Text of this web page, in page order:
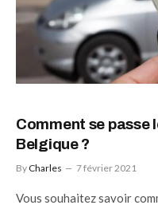
Comment se passe
Belgique ?
By Charles 7 février 2021
Vous souhaitez savoir